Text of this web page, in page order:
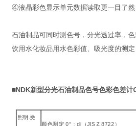
④液晶彩色显示单元数据读取更一目了然
石油制品可同时测色号，分光透过率，色
饮用水化妆品用水色彩值、吸光度的测定
■NDK新型分光石油制品色号色彩色差计
照明.受
颜色测定 0°：di（JIS Z 8722）